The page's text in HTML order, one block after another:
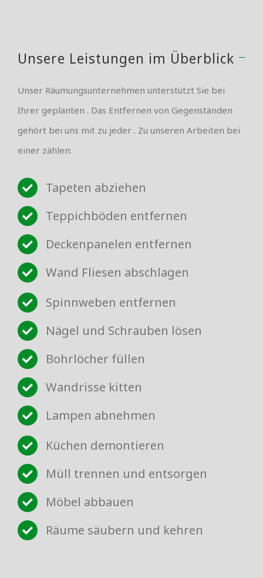
Unsere Leistungen im Überblick
Unser Räumungsunternehmen unterstützt Sie bei
Ihrer geplanten . Das Entfernen von Gegenständen
gehört bei uns mit zu jeder . Zu unseren Arbeiten bei
einer zählen:
Tapeten abziehen
Teppichböden entfernen
Deckenpanelen entfernen
Wand Fliesen abschlagen
Spinnweben entfernen
Nägel und Schrauben lösen
Bohrlöcher füllen
Wandrisse kitten
Lampen abnehmen
Küchen demontieren
Müll trennen und entsorgen
Möbel abbauen
Räume säubern und kehren